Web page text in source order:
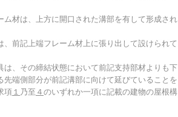
ム材は、上方に開口された溝部を有して形成され
、前記上端フレーム材上に張り出して設けられて
は、その締結状態において前記支持部材よりも下
先端側部分が前記溝部に向けて延びていることを
項 １ 乃至 ４ のいずれか一項に記載の建物の屋根構